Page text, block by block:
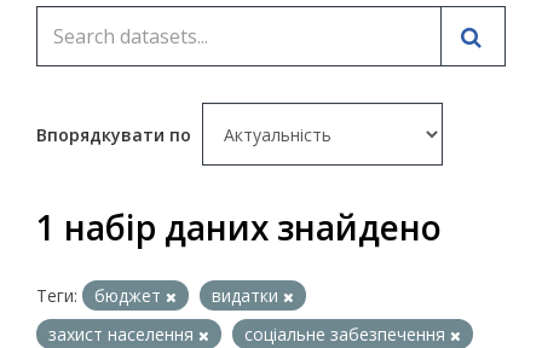
Впорядкувати по
1 набір даних знайдено
Теги: бюджет
видатки
захист населення
соціальне забезпечення